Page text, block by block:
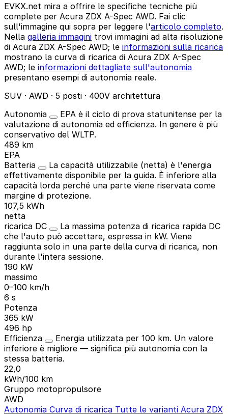
EVKX.net mira a offrire le specifiche tecniche più
complete per Acura ZDX A-Spec AWD. Fai clic
sull'immagine qui sopra per leggere l'articolo completo.
Nella galleria immagini trovi immagini ad alta risoluzione
di Acura ZDX A-Spec AWD; le informazioni sulla ricarica
mostrano la curva di ricarica di Acura ZDX A-Spec
AWD; le informazioni dettagliate sull'autonomia
presentano esempi di autonomia reale.
SUV · AWD · 5 posti · 400V architettura
Autonomia
EPA è il ciclo di prova statunitense per la
valutazione di autonomia ed efficienza. In genere è più
conservativo del WLTP.
489 km
EPA
Batteria
La capacità utilizzabile (netta) è l'energia
effettivamente disponibile per la guida. È inferiore alla
capacità lorda perché una parte viene riservata come
margine di protezione.
107,5 kWh
netta
ricarica DC
La massima potenza di ricarica rapida DC
che l'auto può accettare, espressa in kW. Viene
raggiunta solo in una parte della curva di ricarica, non
durante l'intera sessione.
190 kW
massimo
0–100 km/h
6 s
Potenza
365 kW
496 hp
Efficienza
Energia utilizzata per 100 km. Un valore
inferiore è migliore — significa più autonomia con la
stessa batteria.
22,0
kWh/100 km
Gruppo motopropulsore
AWD
Autonomia Curva di ricarica Tutte le varianti Acura ZDX